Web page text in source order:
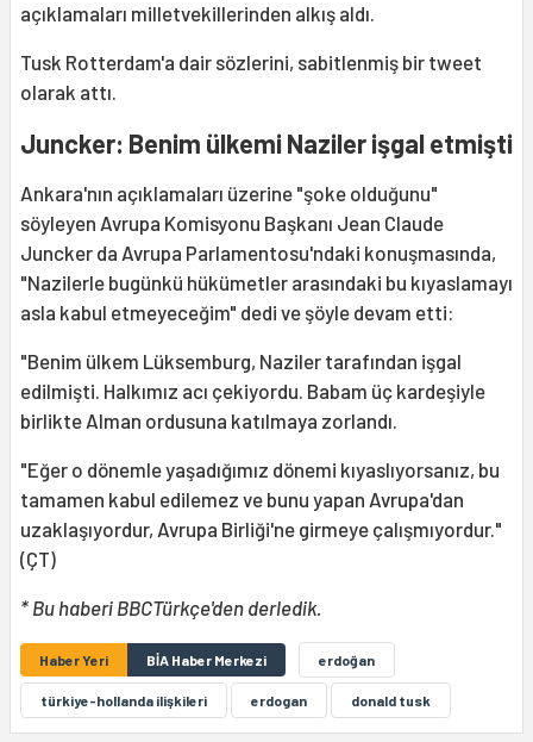
açıklamaları milletvekillerinden alkış aldı.
Tusk Rotterdam'a dair sözlerini, sabitlenmiş bir tweet
olarak attı.
Juncker: Benim ülkemi Naziler işgal etmişti
Ankara'nın açıklamaları üzerine "şoke olduğunu"
söyleyen Avrupa Komisyonu Başkanı Jean Claude
Juncker da Avrupa Parlamentosu'ndaki konuşmasında,
"Nazilerle bugünkü hükümetler arasındaki bu kıyaslamayı
asla kabul etmeyeceğim" dedi ve şöyle devam etti:
"Benim ülkem Lüksemburg, Naziler tarafından işgal
edilmişti. Halkımız acı çekiyordu. Babam üç kardeşiyle
birlikte Alman ordusuna katılmaya zorlandı.
"Eğer o dönemle yaşadığımız dönemi kıyaslıyorsanız, bu
tamamen kabul edilemez ve bunu yapan Avrupa'dan
uzaklaşıyordur, Avrupa Birliği'ne girmeye çalışmıyordur."
(ÇT)
* Bu haberi BBCTürkçe'den derledik.
Haber Yeri BİA Haber Merkezi erdoğan
türkiye-hollanda ilişkileri erdogan donald tusk